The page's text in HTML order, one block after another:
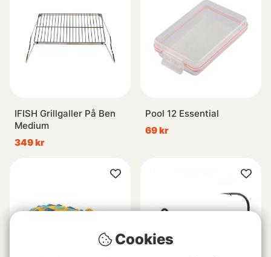
IFISH Grillgaller På Ben
Medium
349 kr
Pool 12 Essential
69 kr
Cookies